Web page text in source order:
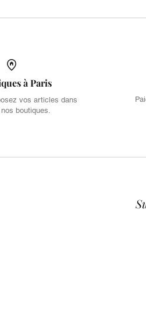
à Paris
vos articles dans
nos boutiques.